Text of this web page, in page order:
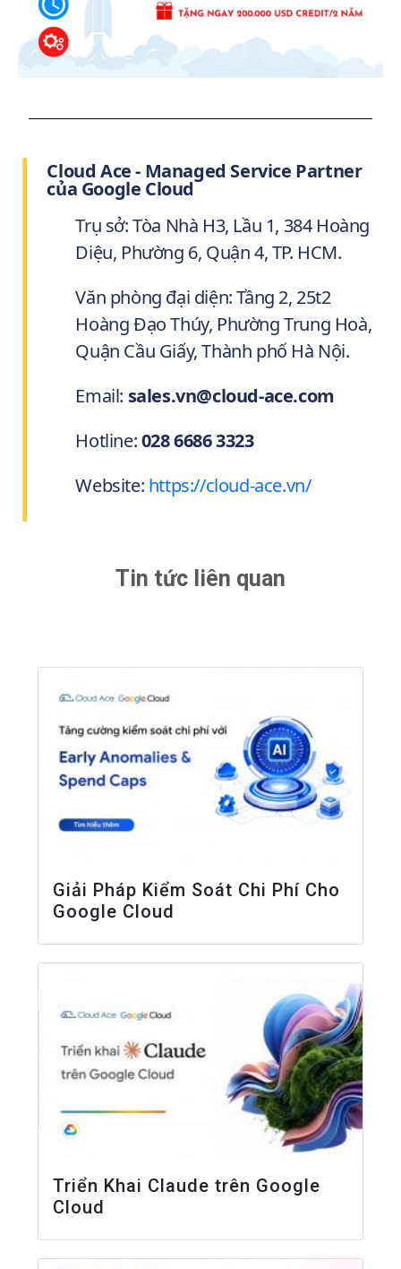
Cloud Ace - Managed Service Partner
của Google Cloud
Trụ sở: Tòa Nhà H3, Lầu 1, 384 Hoàng
Diệu, Phường 6, Quận 4, TP. HCM.
Văn phòng đại diện: Tầng 2, 25t2
Hoàng Đạo Thúy, Phường Trung Hoà,
Quận Cầu Giấy, Thành phố Hà Nội.
Email: sales.vn@cloud-ace.com
Hotline:028 6686 3323
Website: https://cloud-ace.vn/
Tin tức liên quan
Giải Pháp Kiểm Soát Chi Phí Cho
Google Cloud
Triển Khai Claude trên Google
Cloud